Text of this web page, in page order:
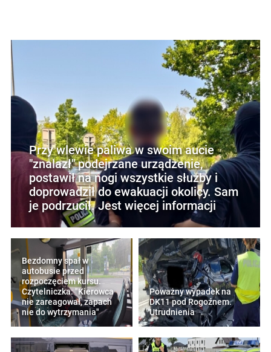
Przy wlewie paliwa w swoim aucie
"znalazł" podejrzane urządzenie,
postawił na nogi wszystkie służby i
doprowadził do ewakuacji okolicy. Sam
je podrzucił. Jest więcej informacji
Bezdomny spał w
autobusie przed
rozpoczęciem kursu.
Czytelniczka: "Kierowca
nie zareagował, zapach
nie do wytrzymania"
Poważny wypadek na
DK11 pod Rogoźnem.
Utrudnienia